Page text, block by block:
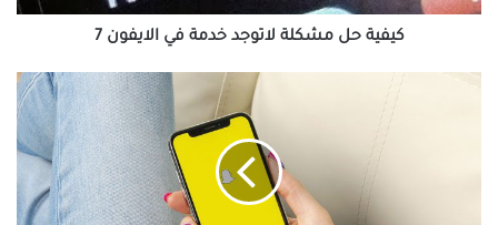
كيفية حل مشكلة لاتوجد خدمة في الايفون 7